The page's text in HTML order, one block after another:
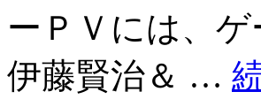
ーＰＶには、
伊藤賢治＆ …